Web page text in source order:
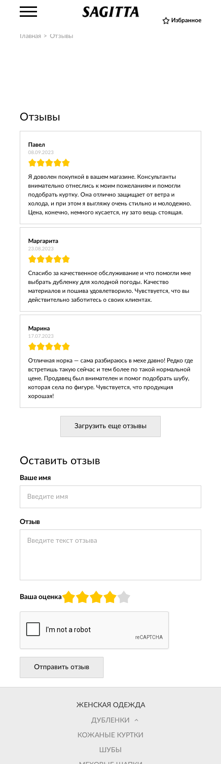
Избранное
Главная > Отзывы
Отзывы
Павел
08.09.2023
Я доволен покупкой в вашем магазине. Консультанты
внимательно отнеслись к моим пожеланиям и помогли
подобрать куртку. Она отлично защищает от ветра и
холода, и при этом я выгляжу очень стильно и молодежно.
Цена, конечно, немного кусается, ну зато вещь стоящая.
Маргарита
23.08.2023
Спасибо за качественное обслуживание и что помогли мне
выбрать дубленку для холодной погоды. Качество
материалов и пошива удовлетворило. Чувствуется, что вы
действительно заботитесь о своих клиентах.
Марина
17.07.2023
Отличная норка — сама разбираюсь в мехе давно! Редко где
встретишь такую сейчас и тем более по такой нормальной
цене. Продавец был внимателен и помог подобрать шубу,
которая села по фигуре. Чувствуется, что продукция
хорошая!
Загрузить еще отзывы
Оставить отзыв
Ваше имя
Отзыв
Ваша оценка
Отправить отзыв
ЖЕНСКАЯ ОДЕЖДА
ДУБЛЕНКИ
КОЖАНЫЕ КУРТКИ
ШУБЫ